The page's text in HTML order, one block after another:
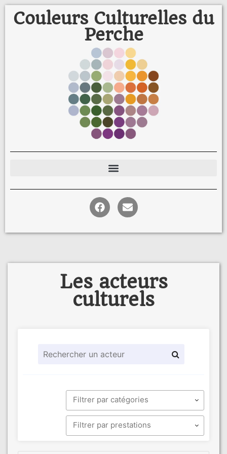
Couleurs Culturelles du
Perche
Les acteurs
culturels